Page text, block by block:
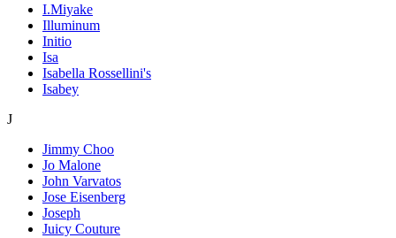
I.Miyake
Illuminum
Initio
Isa
Isabella Rossellini's
Isabey
J
Jimmy Choo
Jo Malone
John Varvatos
Jose Eisenberg
Joseph
Juicy Couture